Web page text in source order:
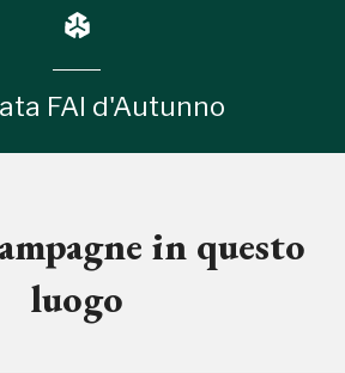
FAI d'Autunno
in questo
luogo